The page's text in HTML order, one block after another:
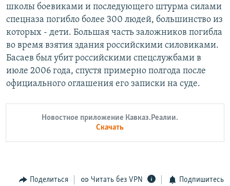
школы боевиками и последующего штурма силами
спецназа погибло более 300 людей, большинство из
которых - дети. Большая часть заложников погибла
во время взятия здания российскими силовиками.
Басаев был убит российскими спецслужбами в
июле 2006 года, спустя примерно полгода после
официального оглашения его записки на суде.
Новостное приложение Кавказ.Реалии.
Скачать
Поделиться Читать без VPN Подпишитесь